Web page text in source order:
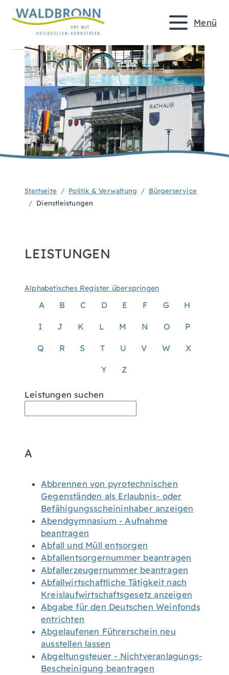
Menü
Startseite Politik & Verwaltung
Bürgerservice
Dienstleistungen
LEISTUNGEN
Alphabetisches Register überspringen
A B C D E F G H
I J K L M N O P
Q R S T U V W X
Y Z
Leistungen suchen
A
Abbrennen von pyrotechnischen
Gegenständen als Erlaubnis- oder
Befähigungsscheininhaber anzeigen
Abendgymnasium - Aufnahme
beantragen
Abfall und Müll entsorgen
Abfallentsorgernummer beantragen
Abfallerzeugernummer beantragen
Abfallwirtschaftliche Tätigkeit nach
Kreislaufwirtschaftsgesetz anzeigen
Abgabe für den Deutschen Weinfonds
entrichten
Abgelaufenen Führerschein neu
ausstellen lassen
Abgeltungsteuer - Nichtveranlagungs-
Bescheinigung beantragen